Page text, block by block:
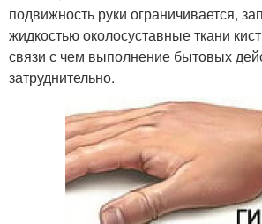
подвижность руки ограничивается,
жидкостью околосуставные ткани
связи с чем выполнение бытовых
затруднительно.